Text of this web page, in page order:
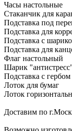
Часы настольные
Стаканчик для
Подставка под
Подставка для
Подставка с
Подставка для
Флаг настольный
Шарик
Подставка с гербом
Лоток для бумаг
Лоток
Доставим по